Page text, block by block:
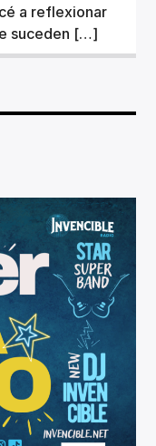
a reflexionar
suceden […]